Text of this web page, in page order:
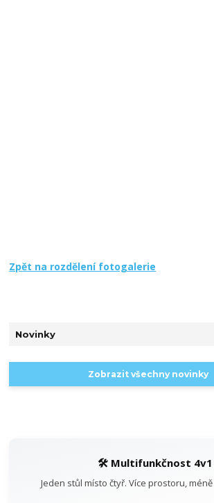
Novinky
Zobrazit všechny novinky
Zpět na rozdělení fotogalerie
🛠️ Multifunkčnost 4v1
Jeden stůl místo čtyř. Více prostoru,